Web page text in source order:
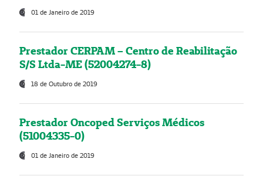
01 de Janeiro de 2019
Prestador CERPAM – Centro de Reabilitação
S/S Ltda-ME (52004274-8)
18 de Outubro de 2019
Prestador Oncoped Serviços Médicos
(51004335-0)
01 de Janeiro de 2019